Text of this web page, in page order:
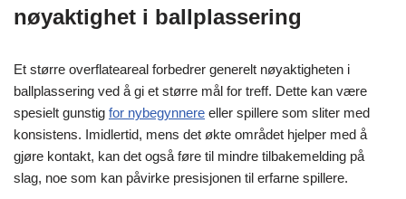
nøyaktighet i ballplassering
Et større overflateareal forbedrer generelt nøyaktigheten i
ballplassering ved å gi et større mål for treff. Dette kan være
spesielt gunstig for nybegynnere eller spillere som sliter med
konsistens. Imidlertid, mens det økte området hjelper med å
gjøre kontakt, kan det også føre til mindre tilbakemelding på
slag, noe som kan påvirke presisjonen til erfarne spillere.